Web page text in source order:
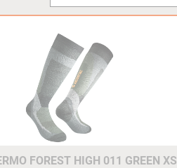
FOREST HIGH 011 GREEN XS